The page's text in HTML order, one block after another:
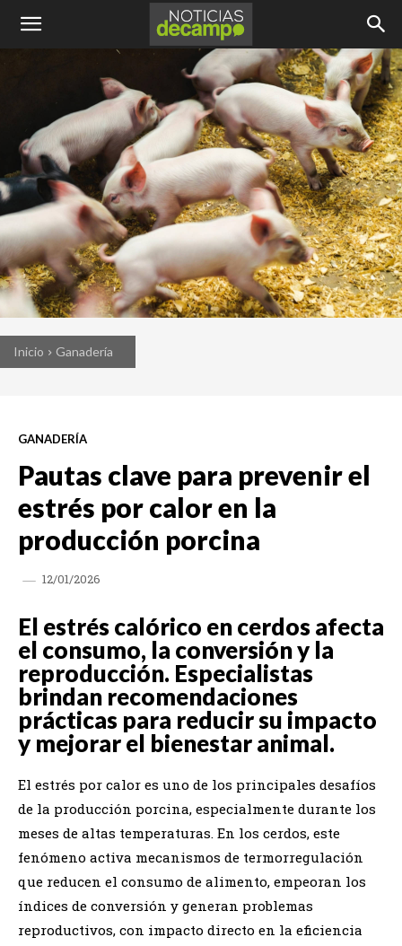
Inicio Ganadería
GANADERÍA
Pautas clave para prevenir el
estrés por calor en la
producción porcina
12/01/2026
El estrés calórico en cerdos afecta
el consumo, la conversión y la
reproducción. Especialistas
brindan recomendaciones
prácticas para reducir su impacto
y mejorar el bienestar animal.
El estrés por calor es uno de los principales desafíos
de la producción porcina, especialmente durante los
meses de altas temperaturas. En los cerdos, este
fenómeno activa mecanismos de termorregulación
que reducen el consumo de alimento, empeoran los
índices de conversión y generan problemas
reproductivos, con impacto directo en la eficiencia